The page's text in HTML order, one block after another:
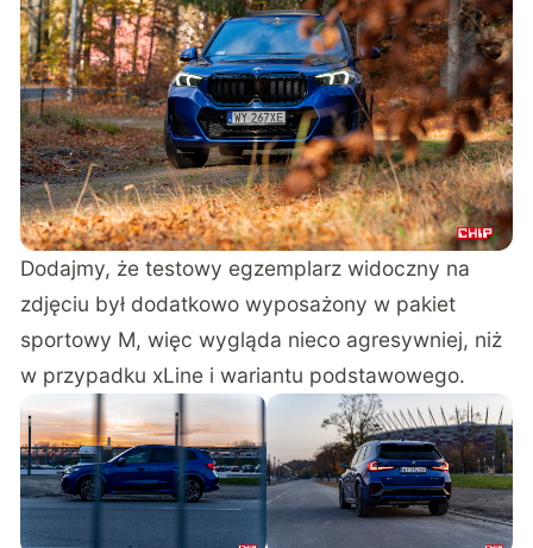
Dodajmy, że testowy egzemplarz widoczny na
zdjęciu był dodatkowo wyposażony w pakiet
sportowy M, więc wygląda nieco agresywniej, niż
w przypadku xLine i wariantu podstawowego.